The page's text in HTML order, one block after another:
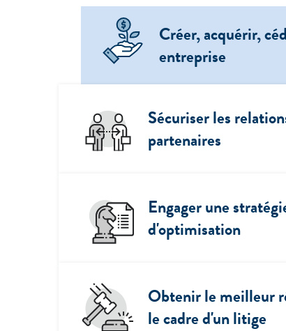
Créer, acquérir,
entreprise
Sécuriser les
partenaires
Engager une
d'optimisation
Obtenir le meilleur
le cadre d'un litige